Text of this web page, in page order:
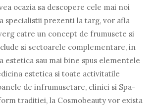
ocazia sa descopere cele mai noi
specialistii prezenti la targ, vor afla
catre un concept de frumusete si
si sectoarele complementare, in
estetica sau mai bine spus elementele
estetica si toate activitatile
de infrumusetare, clinici si Spa-
traditiei, la Cosmobeauty vor exista